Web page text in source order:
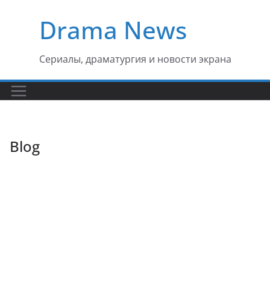
содержимомуDrama News
Сериалы, драматургия и новости экрана
Blog